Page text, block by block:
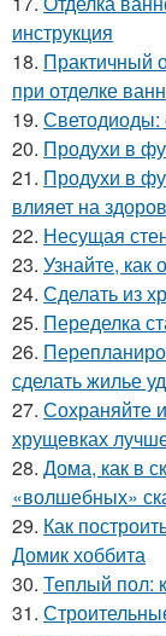
инструкция
18. Практичный
при отделке
19. Светодиоды:
20. Продухи в
21. Продухи в
влияет на
22. Несущая
23. Узнайте, как
24. Сделать из
25. Переделка
26.
сделать жилье
27. Сохраняйте
хрущевках
28. Дома, как в
«волшебных»
29. Как
Домик хоббита
30. Теплый пол:
31.